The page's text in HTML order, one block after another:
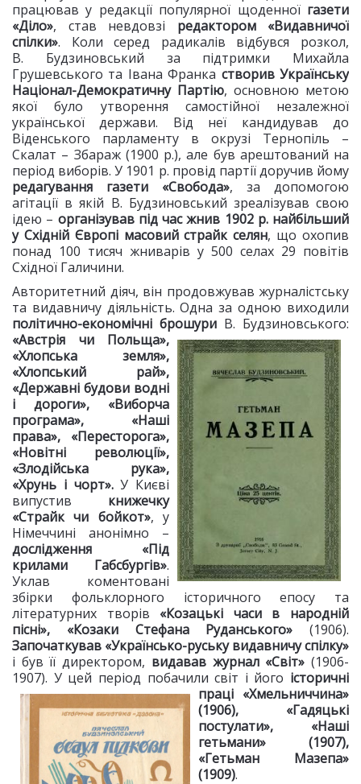
працював у редакції популярної щоденної газети
«Діло», став невдовзі редактором «Видавничої
спілки». Коли серед радикалів відбувся розкол,
В. Будзиновський за підтримки Михайла
Грушевського та Івана Франка створив Українську
Націонал-Демократичну Партію, основною метою
якої було утворення самостійної незалежної
української держави. Від неї кандидував до
Віденського парламенту в окрузі Тернопіль –
Скалат – Збараж (1900 р.), але був арештований на
період виборів. У 1901 р. провід партії доручив йому
редагування газети «Свобода», за допомогою
агітації в якій В. Будзиновський зреалізував свою
ідею – організував під час жнив 1902 р. найбільший
у Східній Європі масовий страйк селян, що охопив
понад 100 тисяч жниварів у 500 селах 29 повітів
Східної Галичини.
Авторитетний діяч, він продовжував журналістську
та видавничу діяльність. Одна за одною виходили
політично-економічні брошури В. Будзиновського:
«Австрія чи Польща»,
«Хлопська земля»,
«Хлопський рай»,
«Державні будови водні
і дороги», «Виборча
програма», «Наші
права», «Пересторога»,
«Новітні революції»,
«Злодійська рука»,
«Хрунь і чорт».У Києві
випустив книжечку
«Страйк чи бойкот», у
Німеччині анонімно –
дослідження «Під
крилами Габсбургів».
Уклав коментовані
збірки фольклорного історичного епосу та
літературних творів «Козацькі часи в народній
пісні», «Козаки Стефана Руданського» (1906).
Започаткував «Українсько-руську видавничу спілку»
і був її директором, видавав журнал «Світ» (1906-
1907). У цей період побачили світ і його історичні
праці «Хмельниччина»
(1906), «Гадяцькі
постулати», «Наші
гетьмани» (1907),
«Гетьман Мазепа»
(1909).